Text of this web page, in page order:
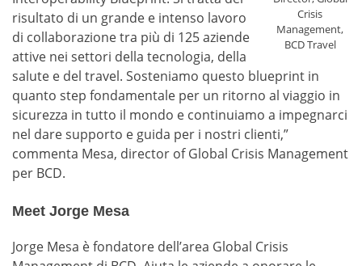
Crisis
Management,
BCD Travel
risultato di un grande e intenso lavoro
di collaborazione tra più di 125 aziende
attive nei settori della tecnologia, della
salute e del travel. Sosteniamo questo blueprint in
quanto step fondamentale per un ritorno al viaggio in
sicurezza in tutto il mondo e continuiamo a impegnarci
nel dare supporto e guida per i nostri clienti,”
commenta Mesa, director of Global Crisis Management
per BCD.
Meet Jorge Mesa
Jorge Mesa è fondatore dell’area Global Crisis